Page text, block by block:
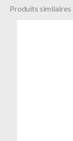
Produits similaires